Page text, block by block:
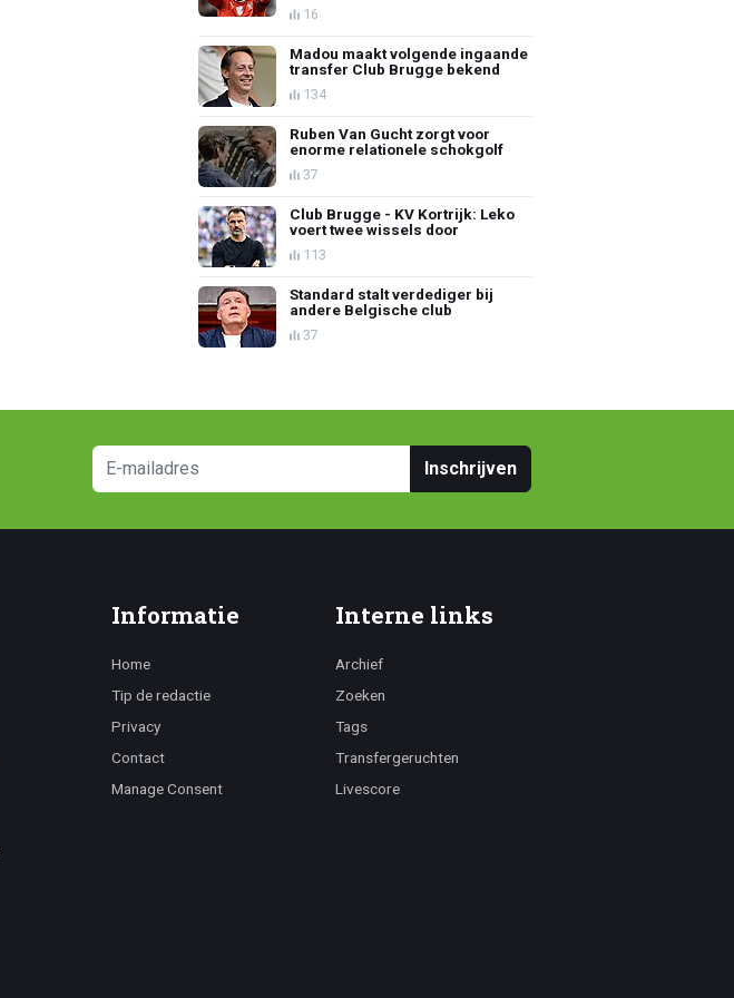
16
Madou maakt volgende ingaande
transfer Club Brugge bekend
134
Ruben Van Gucht zorgt voor
enorme relationele schokgolf
37
Club Brugge - KV Kortrijk: Leko
voert twee wissels door
113
Standard stalt verdediger bij
andere Belgische club
37
Inschrijven
Informatie
Home
Tip de redactie
Privacy
Contact
Manage Consent
Interne links
Archief
Zoeken
Tags
Transfergeruchten
Livescore